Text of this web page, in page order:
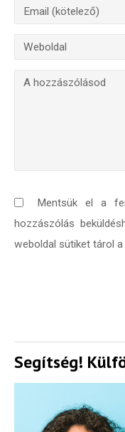
Mentsük el a
hozzászólás
weboldal sütiket tárol
Segítség!